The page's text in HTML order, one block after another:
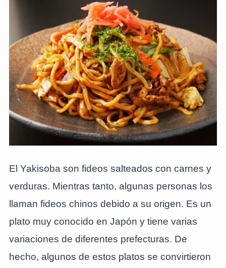
El Yakisoba son fideos salteados con carnes y
verduras. Mientras tanto, algunas personas los
llaman fideos chinos debido a su origen. Es un
plato muy conocido en Japón y tiene varias
variaciones de diferentes prefecturas. De
hecho, algunos de estos platos se convirtieron